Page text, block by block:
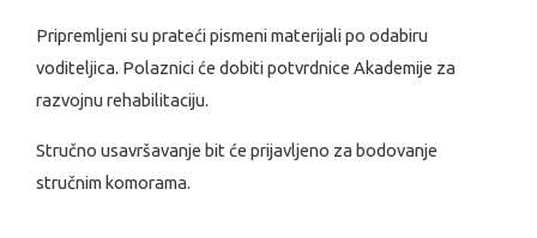
Pripremljeni su prateći pismeni materijali po odabiru
voditeljica. Polaznici će dobiti potvrdnice Akademije za
razvojnu rehabilitaciju.
Stručno usavršavanje bit će prijavljeno za bodovanje
stručnim komorama.